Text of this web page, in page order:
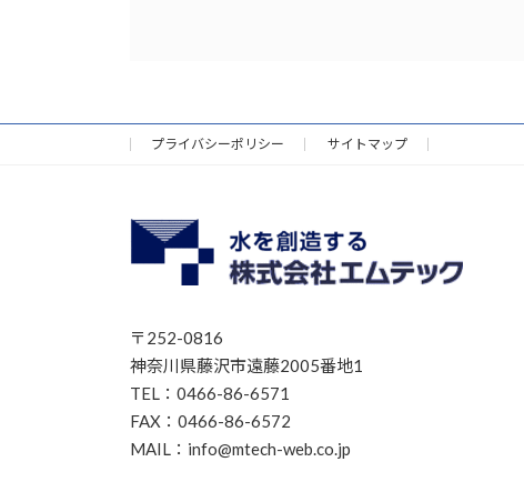
プライバシーポリシー サイトマップ
〒252-0816
神奈川県藤沢市遠藤2005番地1
TEL：0466-86-6571
FAX：0466-86-6572
MAIL：info@mtech-web.co.jp